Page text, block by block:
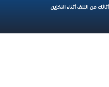
من التلف أثناء التخزين